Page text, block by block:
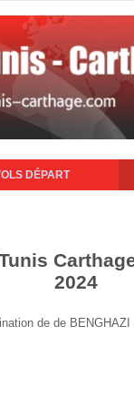
DÉPART
2024
de de